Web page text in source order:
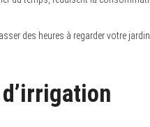
des heures à regarder votre